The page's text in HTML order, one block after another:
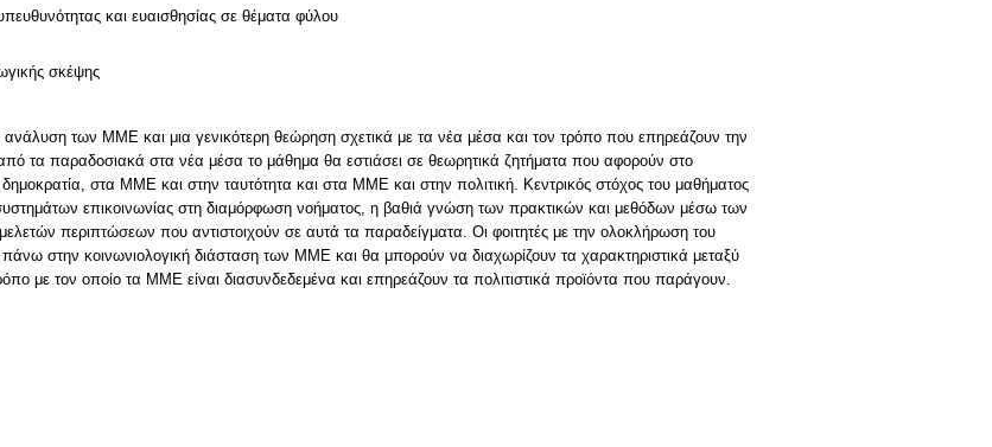
και ευαισθησίας σε θέματα φύλου
σκέψης
ανάλυση των ΜΜΕ και μια γενικότερη θεώρηση σχετικά με τα νέα μέσα και τον τρόπο που επηρεάζουν την
τα παραδοσιακά στα νέα μέσα το μάθημα θα εστιάσει σε θεωρητικά ζητήματα που αφορούν στο
στα ΜΜΕ και στην ταυτότητα και στα ΜΜΕ και στην πολιτική. Κεντρικός στόχος του μαθήματος
επικοινωνίας στη διαμόρφωση νοήματος, η βαθιά γνώση των πρακτικών και μεθόδων μέσω των
περιπτώσεων που αντιστοιχούν σε αυτά τα παραδείγματα. Οι φοιτητές με την ολοκλήρωση του
στην κοινωνιολογική διάσταση των ΜΜΕ και θα μπορούν να διαχωρίζουν τα χαρακτηριστικά μεταξύ
με τον οποίο τα ΜΜΕ είναι διασυνδεδεμένα και επηρεάζουν τα πολιτιστικά προϊόντα που παράγουν.